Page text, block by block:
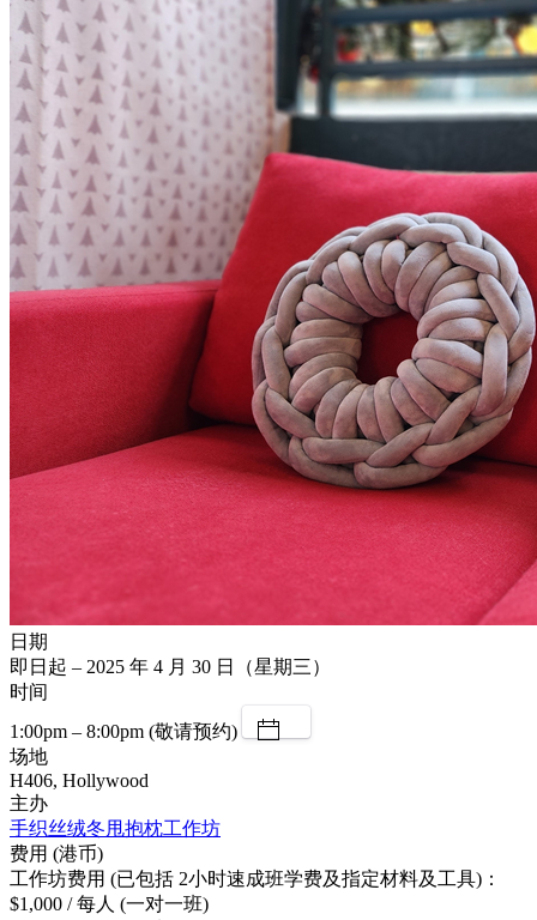
日期
即日起 – 2025 年 4 月 30 日（星期三）
时间
1:00pm – 8:00pm (敬请预约)
场地
H406, Hollywood
主办
手织丝绒冬甩抱枕工作坊
费用 (港币)
工作坊费用 (已包括 2小时速成班学费及指定材料及工具)：
$1,000 / 每人 (一对一班)